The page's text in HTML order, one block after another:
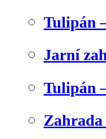
Tulipán
Jarní
Tulipán